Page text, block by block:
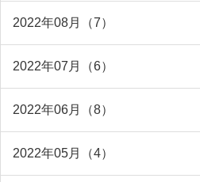
2022年08月（7）
2022年07月（6）
2022年06月（8）
2022年05月（4）